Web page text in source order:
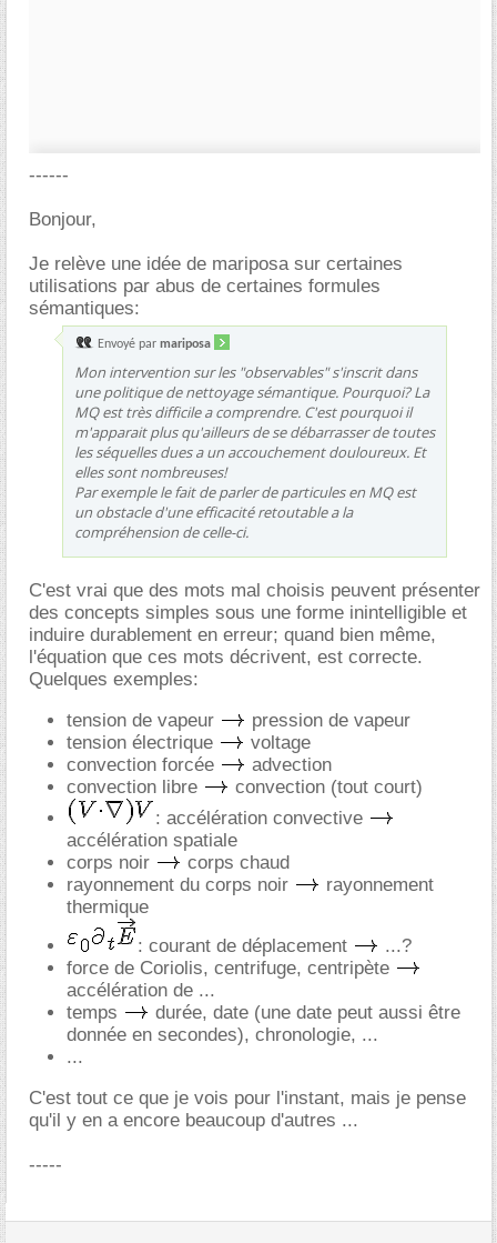
------
Bonjour,
Je relève une idée de mariposa sur certaines
utilisations par abus de certaines formules
sémantiques:
Envoyé par mariposa
Mon intervention sur les "observables" s'inscrit dans
une politique de nettoyage sémantique. Pourquoi? La
MQ est très difficile a comprendre. C'est pourquoi il
m'apparait plus qu'ailleurs de se débarrasser de toutes
les séquelles dues a un accouchement douloureux. Et
elles sont nombreuses!
Par exemple le fait de parler de particules en MQ est
un obstacle d'une efficacité retoutable a la
compréhension de celle-ci.
C'est vrai que des mots mal choisis peuvent présenter
des concepts simples sous une forme inintelligible et
induire durablement en erreur; quand bien même,
l'équation que ces mots décrivent, est correcte.
Quelques exemples:
tension de vapeur
pression de vapeur
tension électrique
voltage
convection forcée
advection
convection libre
convection (tout court)
: accélération convective
accélération spatiale
corps noir
corps chaud
rayonnement du corps noir
rayonnement
thermique
: courant de déplacement
...?
force de Coriolis, centrifuge, centripète
accélération de ...
temps
durée, date (une date peut aussi être
donnée en secondes), chronologie, ...
...
C'est tout ce que je vois pour l'instant, mais je pense
qu'il y en a encore beaucoup d'autres ...
-----